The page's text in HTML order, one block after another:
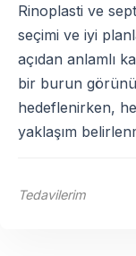
Rinoplasti ve
seçimi ve iyi
açıdan anlamlı
bir burun
hedeflenirken,
yaklaşım
Tedavilerim